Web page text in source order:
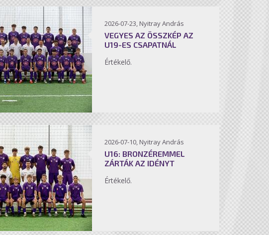
2026-07-23, Nyitray András
VEGYES AZ ÖSSZKÉP AZ
U19-ES CSAPATNÁL
Értékelő.
2026-07-10, Nyitray András
U16: BRONZÉREMMEL
ZÁRTÁK AZ IDÉNYT
Értékelő.